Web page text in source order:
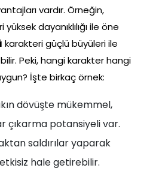
vardır. Örneğin,
dayanıklılığı ile öne
karakteri güçlü büyüleri ile
Peki, hangi karakter hangi
İşte birkaç örnek:
dövüşte mükemmel,
çıkarma potansiyeli var.
saldırılar yaparak
hale getirebilir.